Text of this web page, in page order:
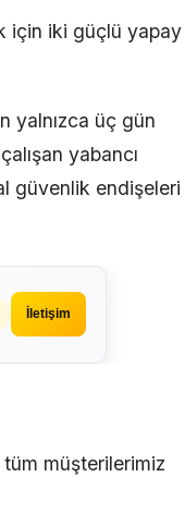
için iki güçlü yapay
yalnızca üç gün
yabancı
güvenlik endişeleri
İletişim
müşterilerimiz